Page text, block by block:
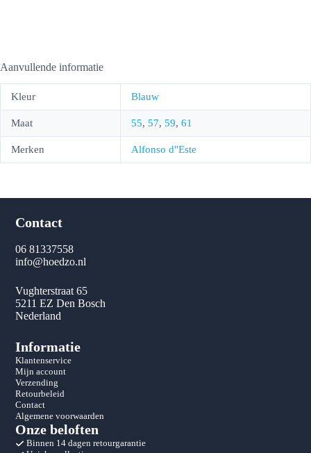
Aanvullende informatie
Kleur Blauw
Maat 55, 57, 59, 61
Merken Alfonso d"Este
Contact
06 81337558
info@hoedzo.nl
Vughterstraat 65
5211 EZ Den Bosch
Nederland
Informatie
Klantenservice
Mijn account
Verzending
Retourbeleid
Contact
Algemene voorwaarden
Onze beloften
Binnen 14 dagen retourgarantie